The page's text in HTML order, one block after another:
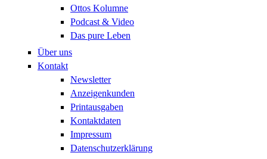
Ottos Kolumne
Podcast & Video
Das pure Leben
Über uns
Kontakt
Newsletter
Anzeigenkunden
Printausgaben
Kontaktdaten
Impressum
Datenschutzerklärung